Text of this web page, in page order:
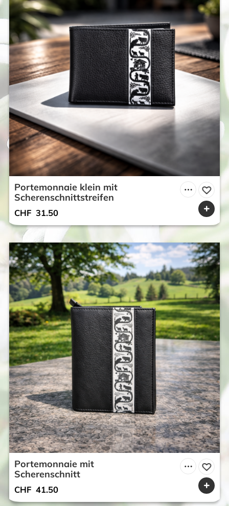
Portemonnaie klein mit
Scherenschnittstreifen
CHF 31.50
Portemonnaie mit
Scherenschnitt
CHF 41.50